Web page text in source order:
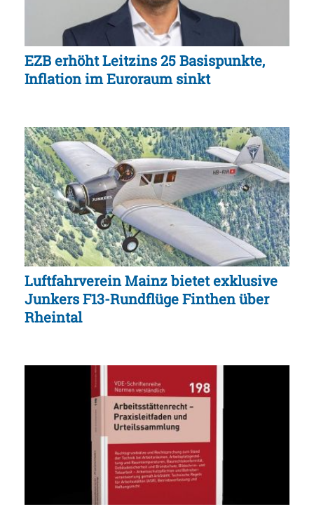
EZB erhöht Leitzins 25 Basispunkte,
Inflation im Euroraum sinkt
Luftfahrverein Mainz bietet exklusive
Junkers F13-Rundflüge Finthen über
Rheintal